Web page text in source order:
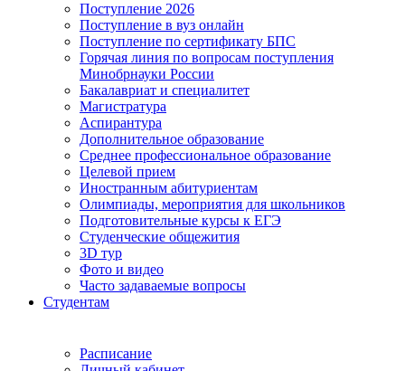
Поступление 2026
Поступление в вуз онлайн
Поступление по сертификату БПС
Горячая линия по вопросам поступления
Минобрнауки России
Бакалавриат и специалитет
Магистратура
Аспирантура
Дополнительное образование
Среднее профессиональное образование
Целевой прием
Иностранным абитуриентам
Олимпиады, мероприятия для школьников
Подготовительные курсы к ЕГЭ
Студенческие общежития
3D тур
Фото и видео
Часто задаваемые вопросы
Студентам
Расписание